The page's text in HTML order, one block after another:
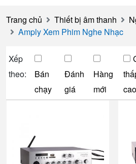
Trang chủ Thiết bị âm thanh
Amply Xem Phim Nghe Nhạc
Xếp
theo:
Bán
chạy
Đánh
giá
Hàng
mới
cao